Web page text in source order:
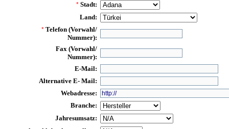
* Stadt:
Land:
* Telefon (Vorwahl/
Nummer):
Fax (Vorwahl/
Nummer):
E-Mail:
Alternative E- Mail:
Webadresse:
Branche:
Jahresumsatz: